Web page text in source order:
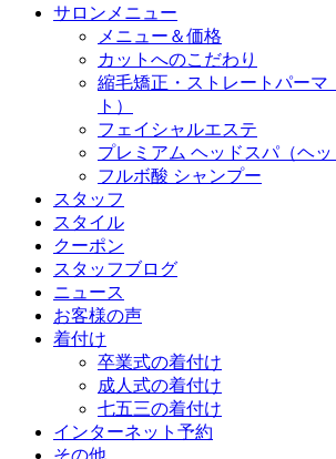
サロンメニュー
メニュー＆価格
カットへのこだわり
縮毛矯正・ストレートパーマ
ト）
フェイシャルエステ
プレミアム ヘッドスパ（ヘッ
フルボ酸 シャンプー
スタッフ
スタイル
クーポン
スタッフブログ
ニュース
お客様の声
着付け
卒業式の着付け
成人式の着付け
七五三の着付け
インターネット予約
その他